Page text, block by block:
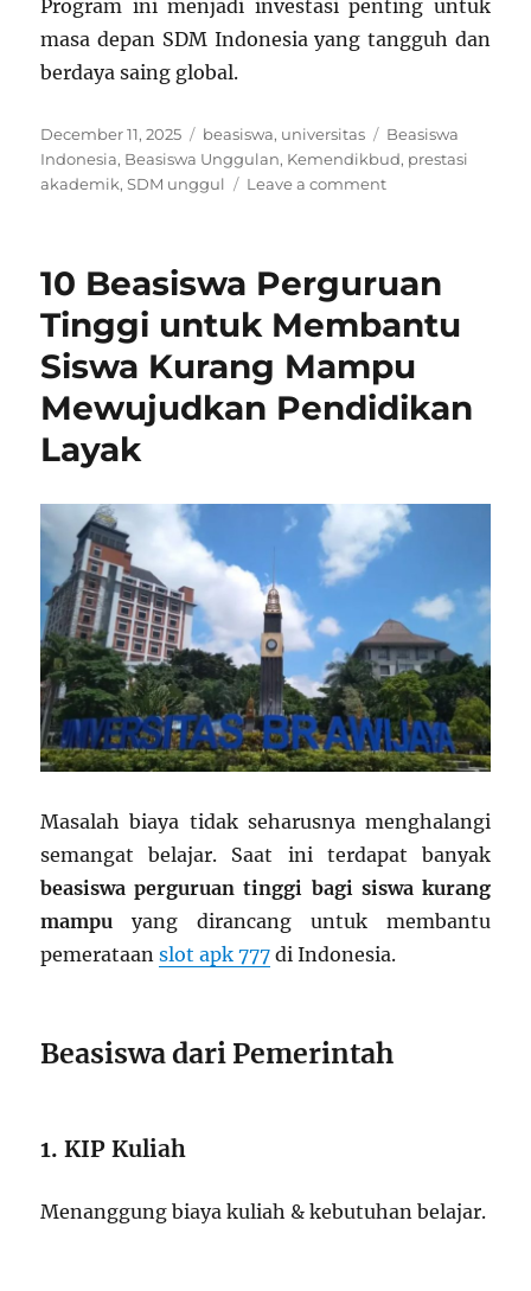
Program ini menjadi investasi penting untuk
masa depan SDM Indonesia yang tangguh dan
berdaya saing global.
Posted
on
December 11, 2025 Categories
beasiswa, universitas Tags
Beasiswa
Indonesia, Beasiswa Unggulan, Kemendikbud, prestasi
akademik,SDM unggul Leave a commenton
Program
untuk
SDM
Indonesia
Berkualitas
10 Beasiswa Perguruan
Tinggi untuk Membantu
Siswa Kurang Mampu
Mewujudkan Pendidikan
Layak
Masalah biaya tidak seharusnya menghalangi
semangat belajar. Saat ini terdapat banyak
beasiswa perguruan tinggi bagi siswa kurang
mampu yang dirancang untuk membantu
pemerataanslot apk 777 di Indonesia.
Beasiswa dari Pemerintah
1. KIP Kuliah
Menanggung biaya kuliah & kebutuhan belajar.